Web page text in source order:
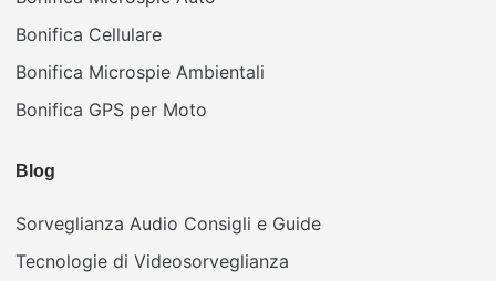
Bonifica Cellulare
Bonifica Microspie Ambientali
Bonifica GPS per Moto
Blog
Sorveglianza Audio Consigli e Guide
Tecnologie di Videosorveglianza